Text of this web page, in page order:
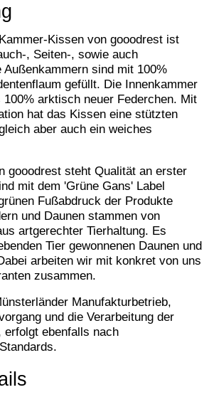
Kissen von gooodrest ist
, Seiten-, sowie auch
Außenkammern sind mit 100%
gefüllt. Die Innenkammer
100% arktisch neuer Federchen. Mit
hat das Kissen eine stützten
aber auch ein weiches
gooodrest steht Qualität an erster
mit dem 'Grüne Gans' Label
Fußabdruck der Produkte
und Daunen stammen von
artgerechter Tierhaltung. Es
Tier gewonnenen Daunen und
arbeiten wir mit konkret von uns
zusammen.
Manufakturbetrieb,
und die Verarbeitung der
erfolgt ebenfalls nach